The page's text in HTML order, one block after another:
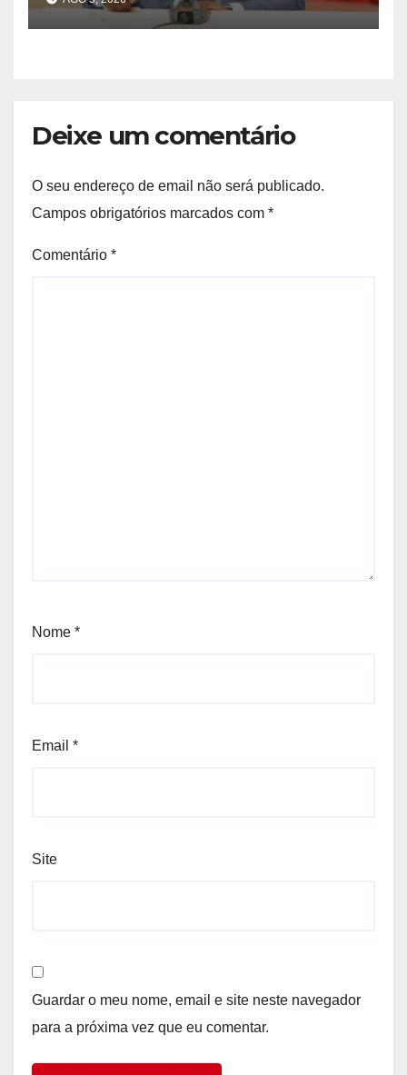
Deixe um comentário
O seu endereço de email não será publicado.
Campos obrigatórios marcados com *
Comentário *
Nome *
Email *
Site
Guardar o meu nome, email e site neste navegador
para a próxima vez que eu comentar.